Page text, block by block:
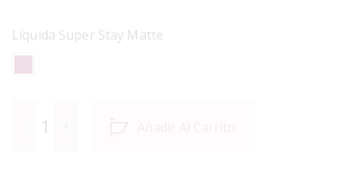
Líquida Super Stay Matte